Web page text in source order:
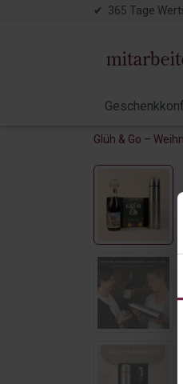
✔ 365 Tage
Glüh & Go –